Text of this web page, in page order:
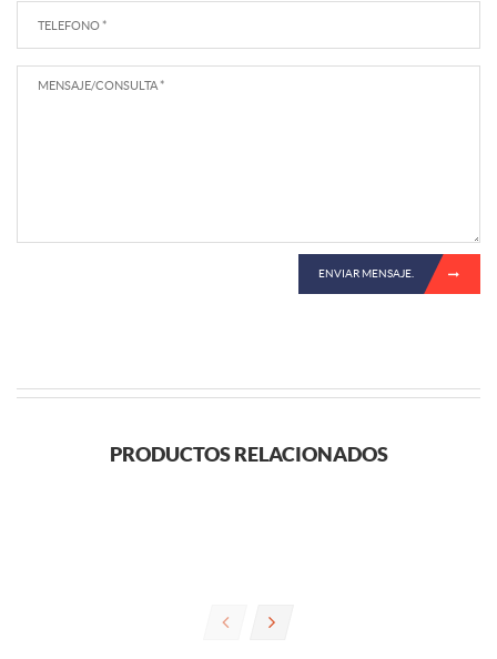
ENVIAR MENSAJE.
PRODUCTOS RELACIONADOS